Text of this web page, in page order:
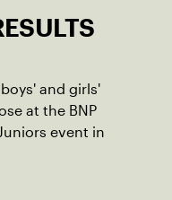
and girls'
at the BNP
event in